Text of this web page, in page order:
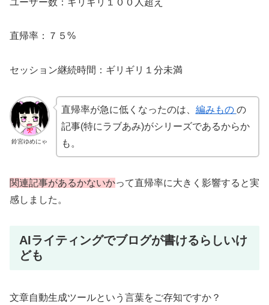
直帰率：７５%
セッション継続時間：ギリギリ１分未満
鈴宮ゆめにゃ
直帰率が急に低くなったのは、 編みもの の
記事(特にラブあみ)がシリーズであるからか
も。
関連記事があるかないかって直帰率に大きく影響すると実
感しました。
AIライティングでブログが書けるらしいけ
ども
文章自動生成ツールという言葉をご存知ですか？